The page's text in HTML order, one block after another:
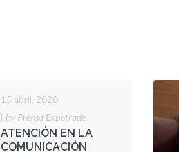
15 abril, 2020
| by Prensa Expotrade
ATENCIÓN EN LA
COMUNICACIÓN